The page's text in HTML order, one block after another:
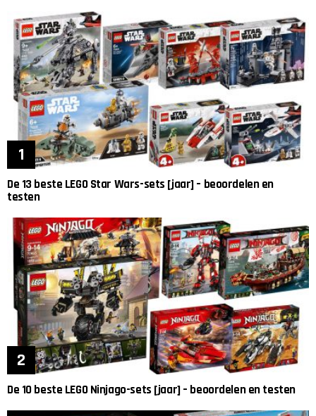
De 13 beste LEGO Star Wars-sets [jaar] – beoordelen en
testen
De 10 beste LEGO Ninjago-sets [jaar] – beoordelen en testen